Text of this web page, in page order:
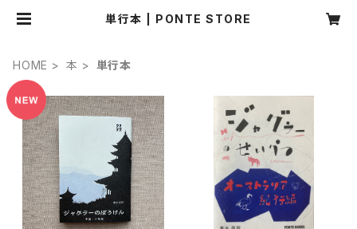
単行本 | PONTE STORE
HOME 本 単行本